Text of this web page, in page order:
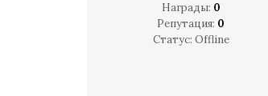
Награды: 0
Репутация: 0
Статус: Offline